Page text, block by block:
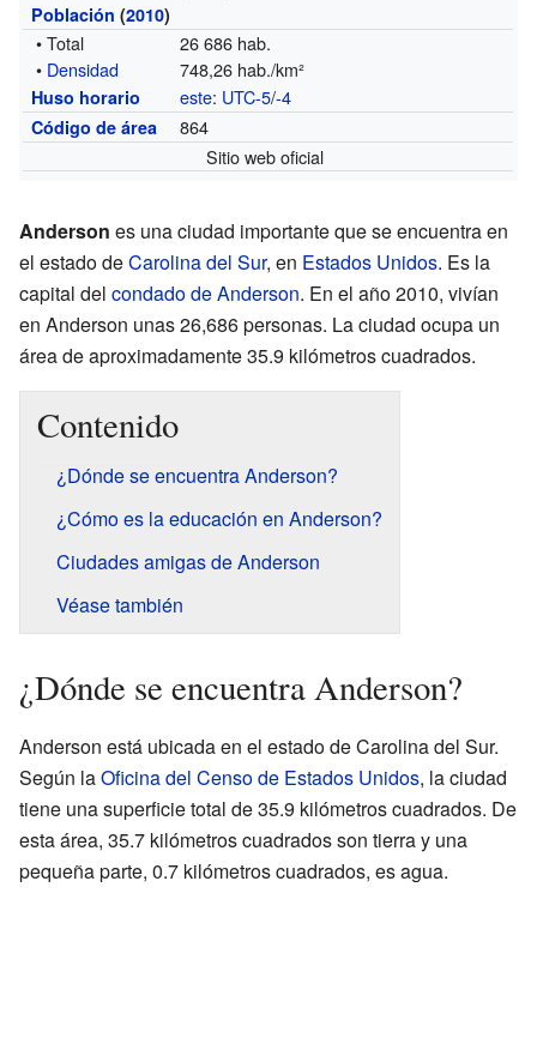
Población (2010)
• Total
26 686 hab.
• Densidad 748,26 hab./km²
Huso horario este: UTC-5/-4
Código de área
864
Sitio web oficial
Anderson es una ciudad importante que se encuentra en
el estado deCarolina del Sur, en Estados Unidos. Es la
capital del condado de Anderson. En el año 2010, vivían
en Anderson unas 26,686 personas. La ciudad ocupa un
área de aproximadamente 35.9 kilómetros cuadrados.
Contenido
¿Dónde se encuentra Anderson?
¿Cómo es la educación en Anderson?
Ciudades amigas de Anderson
Véase también
¿Dónde se encuentra Anderson?
Anderson está ubicada en el estado de Carolina del Sur.
Según laOficina del Censo de Estados Unidos, la ciudad
tiene una superficie total de 35.9 kilómetros cuadrados. De
esta área, 35.7 kilómetros cuadrados son tierra y una
pequeña parte, 0.7 kilómetros cuadrados, es agua.